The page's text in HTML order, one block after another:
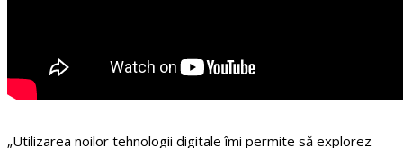
„Utilizarea noilor tehnologii digitale îmi permite să explorez